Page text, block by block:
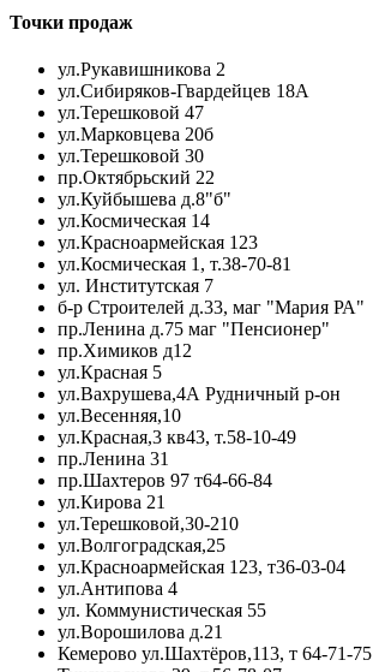
Точки продаж
ул.Рукавишникова 2
ул.Сибиряков-Гвардейцев 18А
ул.Терешковой 47
ул.Марковцева 20б
ул.Терешковой 30
пр.Октябрьский 22
ул.Куйбышева д.8"б"
ул.Космическая 14
ул.Красноармейская 123
ул.Космическая 1, т.38-70-81
ул. Институтская 7
б-р Строителей д.33, маг "Мария РА"
пр.Ленина д.75 маг "Пенсионер"
пр.Химиков д12
ул.Красная 5
ул.Вахрушева,4А Рудничный р-он
ул.Весенняя,10
ул.Красная,3 кв43, т.58-10-49
пр.Ленина 31
пр.Шахтеров 97 т64-66-84
ул.Кирова 21
ул.Терешковой,30-210
ул.Волгоградская,25
ул.Красноармейская 123, т36-03-04
ул.Антипова 4
ул. Коммунистическая 55
ул.Ворошилова д.21
Кемерово ул.Шахтёров,113, т 64-71-75